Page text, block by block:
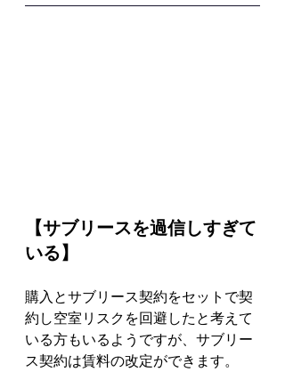
【サブリースを過信しすぎて
いる】
購入とサブリース契約をセットで契
約し空室リスクを回避したと考えて
いる方もいるようですが、サブリー
ス契約は賃料の改定ができます。